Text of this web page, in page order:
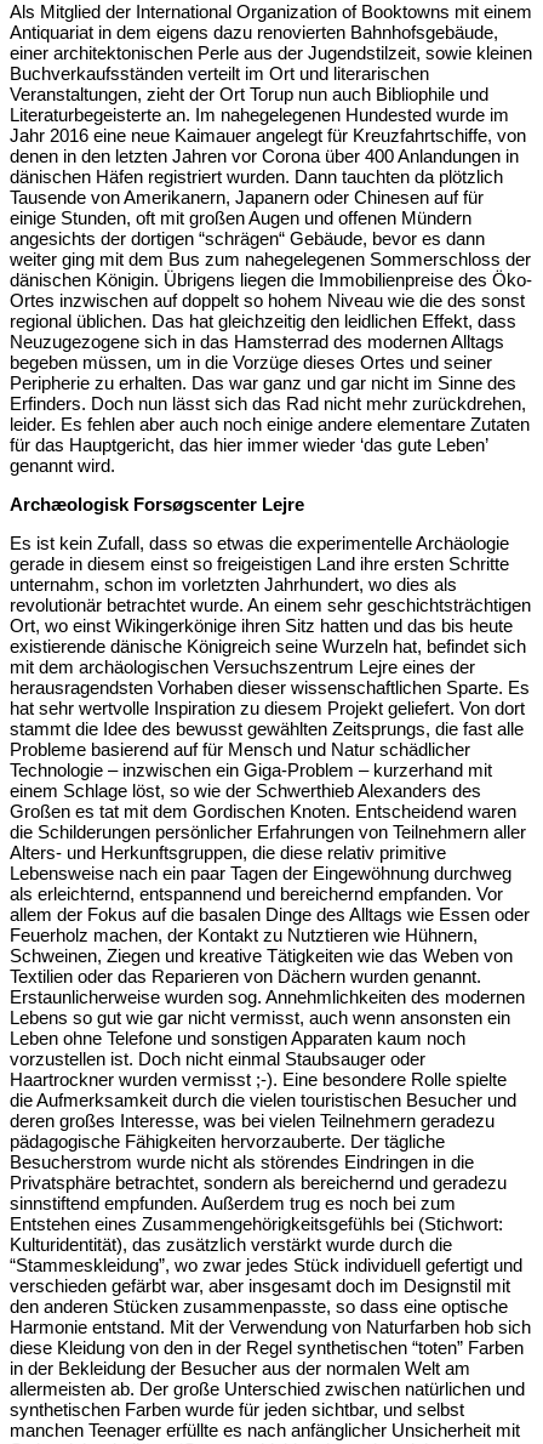
Als Mitglied der International Organization of Booktowns mit einem
Antiquariat in dem eigens dazu renovierten Bahnhofsgebäude,
einer architektonischen Perle aus der Jugendstilzeit, sowie kleinen
Buchverkaufsständen verteilt im Ort und literarischen
Veranstaltungen, zieht der Ort Torup nun auch Bibliophile und
Literaturbegeisterte an. Im nahegelegenen Hundested wurde im
Jahr 2016 eine neue Kaimauer angelegt für Kreuzfahrtschiffe, von
denen in den letzten Jahren vor Corona über 400 Anlandungen in
dänischen Häfen registriert wurden. Dann tauchten da plötzlich
Tausende von Amerikanern, Japanern oder Chinesen auf für
einige Stunden, oft mit großen Augen und offenen Mündern
angesichts der dortigen “schrägen“ Gebäude, bevor es dann
weiter ging mit dem Bus zum nahegelegenen Sommerschloss der
dänischen Königin. Übrigens liegen die Immobilienpreise des Öko-
Ortes inzwischen auf doppelt so hohem Niveau wie die des sonst
regional üblichen. Das hat gleichzeitig den leidlichen Effekt, dass
Neuzugezogene sich in das Hamsterrad des modernen Alltags
begeben müssen, um in die Vorzüge dieses Ortes und seiner
Peripherie zu erhalten. Das war ganz und gar nicht im Sinne des
Erfinders. Doch nun lässt sich das Rad nicht mehr zurückdrehen,
leider. Es fehlen aber auch noch einige andere elementare Zutaten
für das Hauptgericht, das hier immer wieder ‘das gute Leben’
genannt wird.
Archæologisk Forsøgscenter Lejre
Es ist kein Zufall, dass so etwas die experimentelle Archäologie
gerade in diesem einst so freigeistigen Land ihre ersten Schritte
unternahm, schon im vorletzten Jahrhundert, wo dies als
revolutionär betrachtet wurde. An einem sehr geschichtsträchtigen
Ort, wo einst Wikingerkönige ihren Sitz hatten und das bis heute
existierende dänische Königreich seine Wurzeln hat, befindet sich
mit dem archäologischen Versuchszentrum Lejre eines der
herausragendsten Vorhaben dieser wissenschaftlichen Sparte. Es
hat sehr wertvolle Inspiration zu diesem Projekt geliefert. Von dort
stammt die Idee des bewusst gewählten Zeitsprungs, die fast alle
Probleme basierend auf für Mensch und Natur schädlicher
Technologie – inzwischen ein Giga-Problem – kurzerhand mit
einem Schlage löst, so wie der Schwerthieb Alexanders des
Großen es tat mit dem Gordischen Knoten. Entscheidend waren
die Schilderungen persönlicher Erfahrungen von Teilnehmern aller
Alters- und Herkunftsgruppen, die diese relativ primitive
Lebensweise nach ein paar Tagen der Eingewöhnung durchweg
als erleichternd, entspannend und bereichernd empfanden. Vor
allem der Fokus auf die basalen Dinge des Alltags wie Essen oder
Feuerholz machen, der Kontakt zu Nutztieren wie Hühnern,
Schweinen, Ziegen und kreative Tätigkeiten wie das Weben von
Textilien oder das Reparieren von Dächern wurden genannt.
Erstaunlicherweise wurden sog. Annehmlichkeiten des modernen
Lebens so gut wie gar nicht vermisst, auch wenn ansonsten ein
Leben ohne Telefone und sonstigen Apparaten kaum noch
vorzustellen ist. Doch nicht einmal Staubsauger oder
Haartrockner wurden vermisst ;-). Eine besondere Rolle spielte
die Aufmerksamkeit durch die vielen touristischen Besucher und
deren großes Interesse, was bei vielen Teilnehmern geradezu
pädagogische Fähigkeiten hervorzauberte. Der tägliche
Besucherstrom wurde nicht als störendes Eindringen in die
Privatsphäre betrachtet, sondern als bereichernd und geradezu
sinnstiftend empfunden. Außerdem trug es noch bei zum
Entstehen eines Zusammengehörigkeitsgefühls bei (Stichwort:
Kulturidentität), das zusätzlich verstärkt wurde durch die
“Stammeskleidung”, wo zwar jedes Stück individuell gefertigt und
verschieden gefärbt war, aber insgesamt doch im Designstil mit
den anderen Stücken zusammenpasste, so dass eine optische
Harmonie entstand. Mit der Verwendung von Naturfarben hob sich
diese Kleidung von den in der Regel synthetischen “toten” Farben
in der Bekleidung der Besucher aus der normalen Welt am
allermeisten ab. Der große Unterschied zwischen natürlichen und
synthetischen Farben wurde für jeden sichtbar, und selbst
manchen Teenager erfüllte es nach anfänglicher Unsicherheit mit